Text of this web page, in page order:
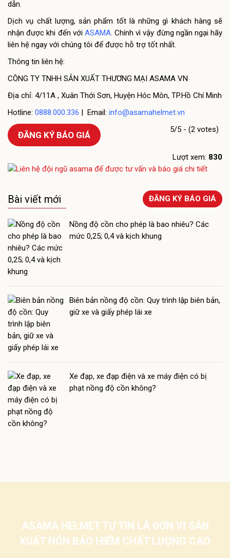
dẫn.
Dịch vụ chất lượng, sản phẩm tốt là những gì khách hàng sẽ
nhận được khi đến vớiASAMA. Chính vì vậy đừng ngần ngại hãy
liên hệ ngay với chúng tôi để được hỗ trợ tốt nhất.
Thông tin liên hệ:
CÔNG TY TNHH SẢN XUẤT THƯƠNG MẠI ASAMA VN
Địa chỉ: 4/11A , Xuân Thới Sơn, Huyện Hóc Môn, TP.Hồ Chí Minh
Hotline: 0888.000.336 | Email: info@asamahelmet.vn
5/5 - (2 votes)
ĐĂNG KÝ BÁO GIÁ
Lượt xem: 830
Bài viết mới ĐĂNG KÝ BÁO GIÁ
Nồng độ cồn cho phép là bao nhiêu? Các
mức 0,25; 0,4 và kịch khung
Biên bản nồng độ cồn: Quy trình lập biên bản,
giữ xe và giấy phép lái xe
Xe đạp, xe đạp điện và xe máy điện có bị
phạt nồng độ cồn không?
ASAMA HELMET TỰ TIN LÀ ĐƠN VỊ SẢN
XUẤT NÓN BẢO HIỂM CHẤT LƯỢNG CAO